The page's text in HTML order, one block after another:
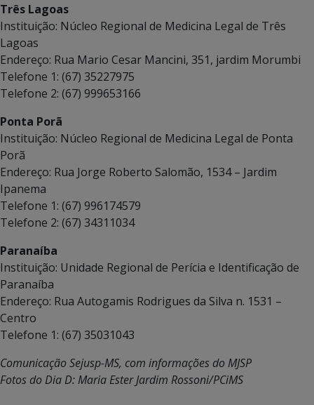
Três Lagoas
Instituição: Núcleo Regional de Medicina Legal de Três
Lagoas
Endereço: Rua Mario Cesar Mancini, 351, jardim Morumbi
Telefone 1: (67) 35227975
Telefone 2: (67) 999653166
Ponta Porã
Instituição: Núcleo Regional de Medicina Legal de Ponta
Porã
Endereço: Rua Jorge Roberto Salomão, 1534 – Jardim
Ipanema
Telefone 1: (67) 996174579
Telefone 2: (67) 34311034
Paranaíba
Instituição: Unidade Regional de Perícia e Identificação de
Paranaíba
Endereço: Rua Autogamis Rodrigues da Silva n. 1531 –
Centro
Telefone 1: (67) 35031043
Comunicação Sejusp-MS, com informações do MJSP
Fotos do Dia D: Maria Ester Jardim Rossoni/PCiMS